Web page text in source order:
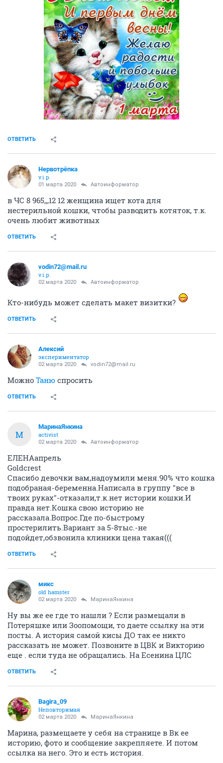
ОТВЕТИТЬ
Нервотрёпка
v.i.p.
01 марта 2020 Автоинформатор
в ЧС 8 965,,,12 12 женщина ищет кота для
нестерильной кошки, чтобы разводить котяток, т.к.
очень любит животных
ОТВЕТИТЬ
vodin72@mail.ru
v.i.p.
02 марта 2020 Автоинформатор
Кто-нибудь может сделать макет визитки?
ОТВЕТИТЬ
Алексий
экспериментатор
02 марта 2020 vodin72@mail.ru
Можно Таню спросить
ОТВЕТИТЬ
М
МаринаЯнкина
activist
02 марта 2020 Автоинформатор
ЕЛЕНАапрель
Goldcrest
Спасибо девочки вам,надоумили меня.90% что кошка
подобраная-беременна.Написала в группу "все в
твоих руках"-отказали,т.к.нет истории кошки.И
правда нет.Кошка свою историю не
рассказала.Вопрос.Где по-быстрому
простерилить.Вариант за 5-8тыс.-не
подойдет,обзвонила клиники цена такая(((
ОТВЕТИТЬ
микс
old hamster
02 марта 2020 МаринаЯнкина
Ну вы же ее где то нашли ? Если размещали в
Потеряшке или Зоопомощи, то даете ссылку на эти
посты. А история самой кисы ДО так ее никто
рассказать не может. Позвоните в ЦВК и Викторию
еще . если туда не обращались. На Есенина ЦЛС
ОТВЕТИТЬ
Bagira_09
Неповторимая
02 марта 2020 МаринаЯнкина
Марина, размещаете у себя на странице в Вк ее
историю, фото и сообщение закрепляете. И потом
ссылка на него. Это и есть история.